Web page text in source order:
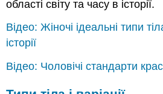
області світу та часу в історії.
Відео: Жіночі ідеальні типи
історії
Відео: Чоловічі стандарти